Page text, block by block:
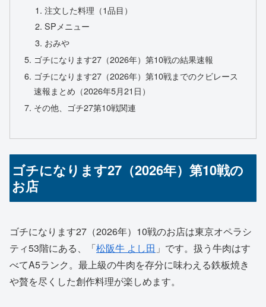
注文した料理（1品目）
SPメニュー
おみや
ゴチになります27（2026年）第10戦の結果速報
ゴチになります27（2026年）第10戦までのクビレース
速報まとめ（2026年5月21日）
その他、ゴチ27第10戦関連
ゴチになります27（2026年）第10戦の
お店
ゴチになります27（2026年）10戦のお店は東京オペラシ
ティ53階にある、「松阪牛 よし田 」です。扱う牛肉はす
べてA5ランク。最上級の牛肉を存分に味わえる鉄板焼き
や贅を尽くした創作料理が楽しめます。